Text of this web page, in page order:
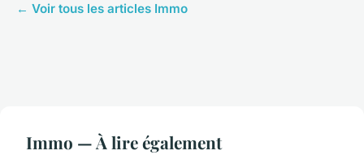
← Voir tous les articles Immo
Immo — À lire également